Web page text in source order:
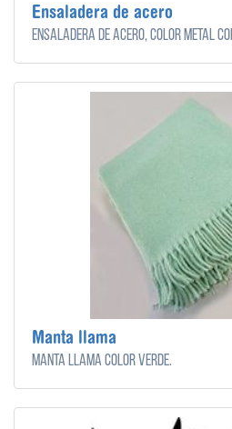
Ensaladera de acero
Ensaladera de acero, color metal
Manta llama
Manta llama color verde.